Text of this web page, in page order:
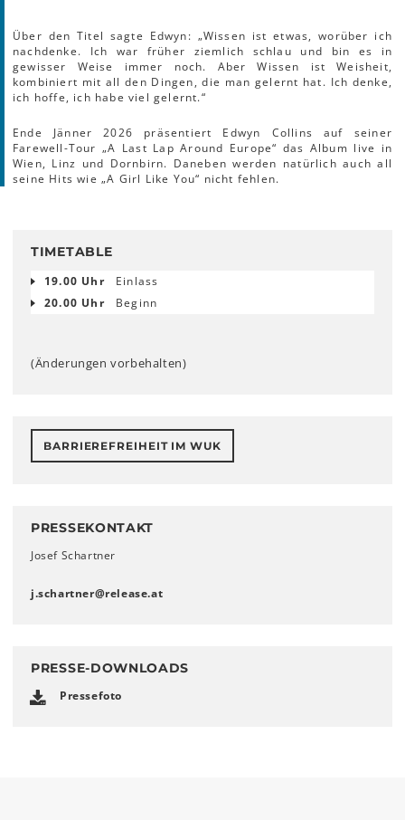
Über den Titel sagte Edwyn: „Wissen ist etwas, worüber ich
nachdenke. Ich war früher ziemlich schlau und bin es in
gewisser Weise immer noch. Aber Wissen ist Weisheit,
kombiniert mit all den Dingen, die man gelernt hat. Ich denke,
ich hoffe, ich habe viel gelernt.“
Ende Jänner 2026 präsentiert Edwyn Collins auf seiner
Farewell-Tour „A Last Lap Around Europe“ das Album live in
Wien, Linz und Dornbirn. Daneben werden natürlich auch all
seine Hits wie „A Girl Like You“ nicht fehlen.
TIMETABLE
19.00 Uhr
Einlass
20.00 Uhr
Beginn
(Änderungen vorbehalten)
BARRIEREFREIHEIT IM WUK
PRESSEKONTAKT
Josef Schartner
j.schartner@release.at
PRESSE-DOWNLOADS
Pressefoto